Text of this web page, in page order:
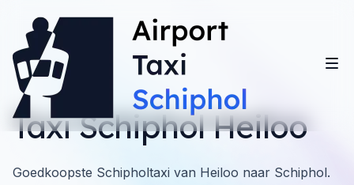
Taxi Schiphol Heiloo
Goedkoopste Schipholtaxi van Heiloo naar Schiphol.